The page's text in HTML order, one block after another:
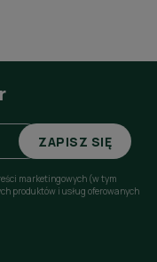
ZAPISZ SIĘ
marketingowych (w tym
produktów i usług oferowanych